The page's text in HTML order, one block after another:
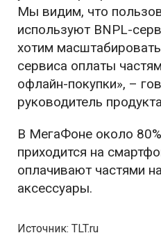
Мы видим, что
используют BNPL-
хотим
сервиса оплаты
офлайн-покупки», –
руководитель
В МегаФоне около
приходится на
оплачивают частями
аксессуары.
Источник: TLT.ru